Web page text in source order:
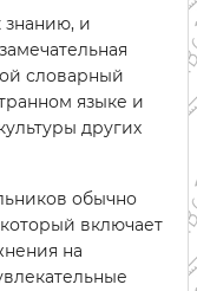
знанию, и
словарный
языке и
других
обычно
включает
на